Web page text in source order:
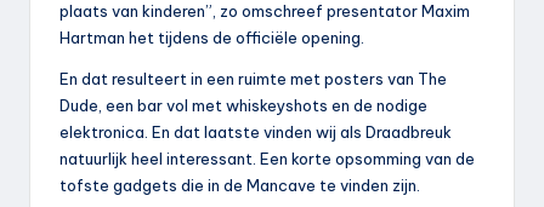
plaats van kinderen”, zo omschreef presentator Maxim
Hartman het tijdens de officiële opening.
En dat resulteert in een ruimte met posters van The
Dude, een bar vol met whiskeyshots en de nodige
elektronica. En dat laatste vinden wij als Draadbreuk
natuurlijk heel interessant. Een korte opsomming van de
tofste gadgets die in de Mancave te vinden zijn.